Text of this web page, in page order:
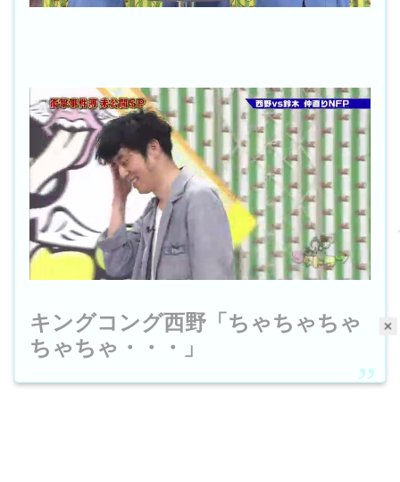
×
キングコング西野「ちゃちゃちゃ
ちゃちゃ・・・」